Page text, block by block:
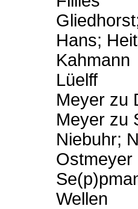
Hans;
Kahmann
Lüelff
Meyer zu
Meyer zu
Niebuhr;
Ostmeyer
Wellen